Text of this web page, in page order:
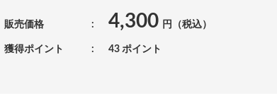
販売価格 4,300 円（税込）
獲得ポイント 43 ポイント